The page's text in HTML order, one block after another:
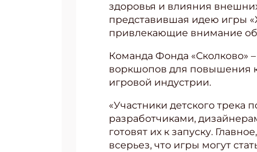
здоровья и влияния
представившая идею игры
привлекающие внимание
Команда Фонда «Сколково»
воркшопов для повышения
игровой индустрии.
«Участники детского
разработчиками,
готовят их к запуску.
всерьез, что игры могут